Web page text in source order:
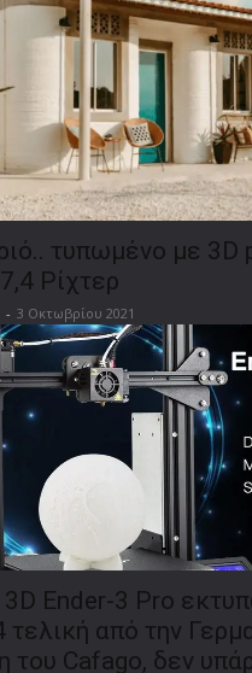
τυπωμένο με 3D
Ρίχτερ
- 3 Οκτωβρίου 2021
3D Ender-3 Pro
από την
του Cafago, δεν